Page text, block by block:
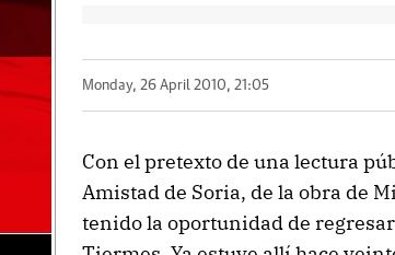
Monday, 26 April 2010, 21:05
Con el pretexto de una lectura
Amistad de Soria, de la obra de
tenido la oportunidad de